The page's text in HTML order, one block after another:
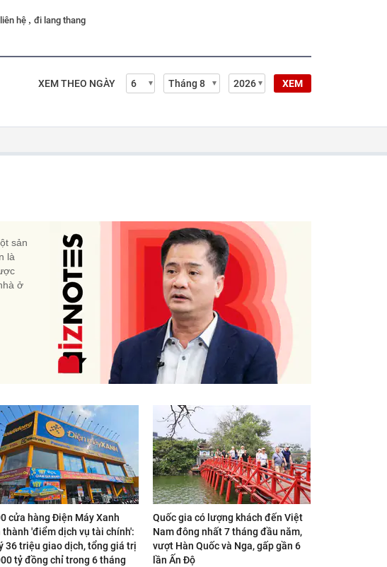
hệ , đi lang thang
XEM THEO NGÀY XEM
sản
là
ở
cửa hàng Điện Máy Xanh
thành 'điểm dịch vụ tài chính':
36 triệu giao dịch, tổng giá trị
tỷ đồng chỉ trong 6 tháng
Quốc gia có lượng khách đến Việt
Nam đông nhất 7 tháng đầu năm,
vượt Hàn Quốc và Nga, gấp gần 6
lần Ấn Độ